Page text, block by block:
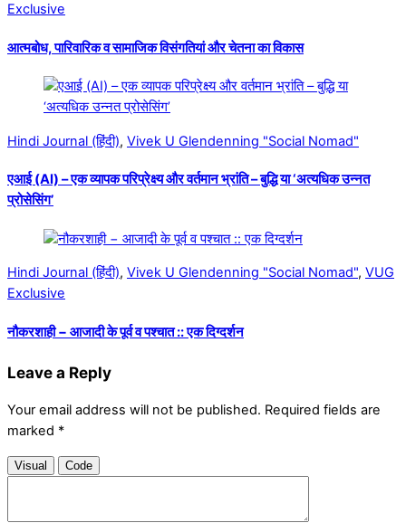
Exclusive
आत्मबोध, पारिवारिक व सामाजिक विसंगतियां और चेतना का विकास
Hindi Journal (हिंदी), Vivek U Glendenning "Social Nomad"
एआई (AI) – एक व्यापक परिप्रेक्ष्य और वर्तमान भ्रांति – बुद्धि या ‘अत्यधिक उन्नत
प्रोसेसिंग’
Hindi Journal (हिंदी), Vivek U Glendenning "Social Nomad", VUG
Exclusive
नौकरशाही − आजादी के पूर्व व पश्चात :: एक दिग्दर्शन
Leave a Reply
Your email address will not be published. Required fields are
marked *
Visual Code